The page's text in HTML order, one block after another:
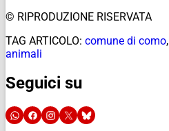
© RIPRODUZIONE RISERVATA
TAG ARTICOLO: comune di como,
animali
Seguici su